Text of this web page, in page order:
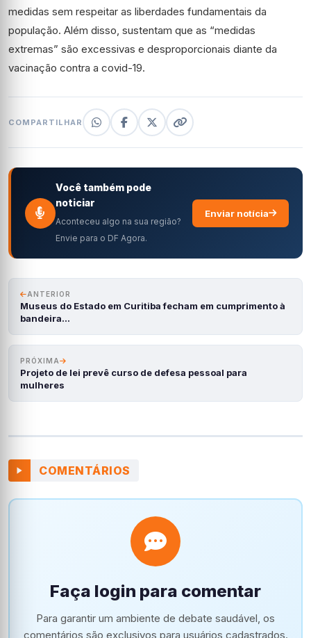
medidas sem respeitar as liberdades fundamentais da
população. Além disso, sustentam que as “medidas
extremas” são excessivas e desproporcionais diante da
vacinação contra a covid-19.
COMPARTILHAR
Você também pode
noticiar
Aconteceu algo na sua região?
Envie para o DF Agora.
Enviar notícia
ANTERIOR
Museus do Estado em Curitiba fecham em cumprimento à
bandeira…
PRÓXIMA
Projeto de lei prevê curso de defesa pessoal para
mulheres
COMENTÁRIOS
Faça login para comentar
Para garantir um ambiente de debate saudável, os
comentários são exclusivos para usuários cadastrados.